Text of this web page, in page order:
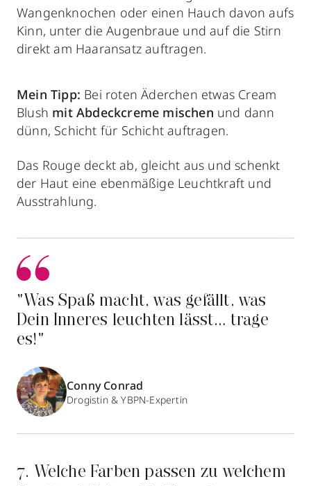
Wangenknochen oder einen Hauch davon aufs
Kinn, unter die Augenbraue und auf die Stirn
direkt am Haaransatz auftragen.
Mein Tipp: Bei roten Äderchen etwas Cream
Blush mit Abdeckcreme mischen und dann
dünn, Schicht für Schicht auftragen.
Das Rouge deckt ab, gleicht aus und schenkt
der Haut eine ebenmäßige Leuchtkraft und
Ausstrahlung.
"Was Spaß macht, was gefällt, was
Dein Inneres leuchten lässt… trage
es!"
Conny Conrad
Drogistin & YBPN-Expertin
7. Welche Farben passen zu welchem